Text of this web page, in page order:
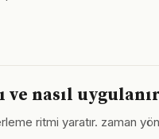
nasıl
ritmi yaratır. zaman